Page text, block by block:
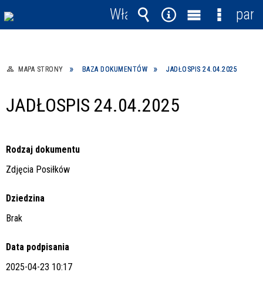
MAPA STRONY BAZA DOKUMENTÓW JADŁOSPIS 24.04.2025
JADŁOSPIS 24.04.2025
Rodzaj dokumentu
Zdjęcia Posiłków
Dziedzina
Brak
Data podpisania
2025-04-23 10:17
Włącz
powiadomienia
Wyszukiwarka
Narzędzia
MenuMenu